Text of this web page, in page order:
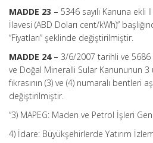
MADDE 23 – 5346 sayılı Kanuna ekli II
İlavesi (ABD Doları cent/kWh)”
“Fiyatları” şeklinde değiştirilmiştir.
MADDE 24 – 3/6/2007 tarihli ve 5686
ve Doğal Mineralli Sular Kanununun
fıkrasının (3) ve (4) numaralı bentleri
değiştirilmiştir.
“3) MAPEG: Maden ve Petrol İşleri
4) İdare: Büyükşehirlerde Yatırım